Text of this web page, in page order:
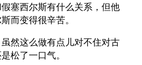
塞西尔斯有什么关系，但他
而变得很辛苦。
然这么做有点儿对不住对古
松了一口气。